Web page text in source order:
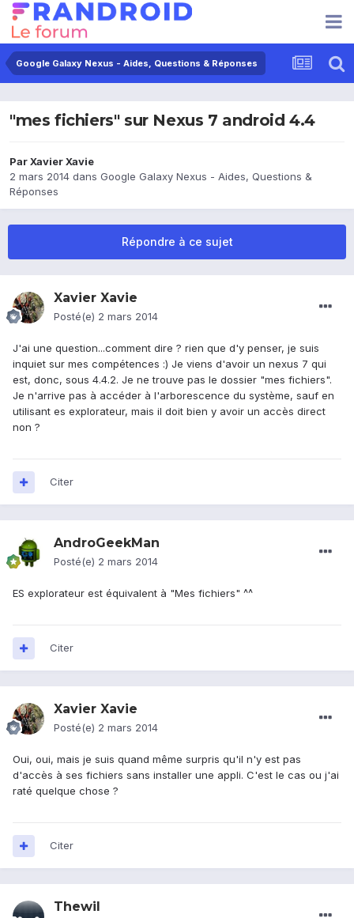
Google Galaxy Nexus - Aides, Questions & Réponses
"mes fichiers" sur Nexus 7 android 4.4
ParXavier Xavie
2 mars 2014 dans Google Galaxy Nexus - Aides, Questions &
Réponses
Répondre à ce sujet
Xavier Xavie
Posté(e) 2 mars 2014
J'ai une question...comment dire ? rien que d'y penser, je suis
inquiet sur mes compétences :) Je viens d'avoir un nexus 7 qui
est, donc, sous 4.4.2. Je ne trouve pas le dossier "mes fichiers".
Je n'arrive pas à accéder à l'arborescence du système, sauf en
utilisant es explorateur, mais il doit bien y avoir un accès direct
non ?
Citer
AndroGeekMan
Posté(e) 2 mars 2014
ES explorateur est équivalent à "Mes fichiers" ^^
Citer
Xavier Xavie
Posté(e) 2 mars 2014
Oui, oui, mais je suis quand même surpris qu'il n'y est pas
d'accès à ses fichiers sans installer une appli. C'est le cas ou j'ai
raté quelque chose ?
Citer
Thewil